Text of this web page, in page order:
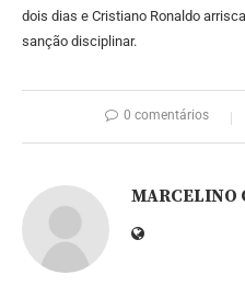
dois dias e Cristiano Ronaldo
sanção disciplinar.
0 comentários
MARCELINO